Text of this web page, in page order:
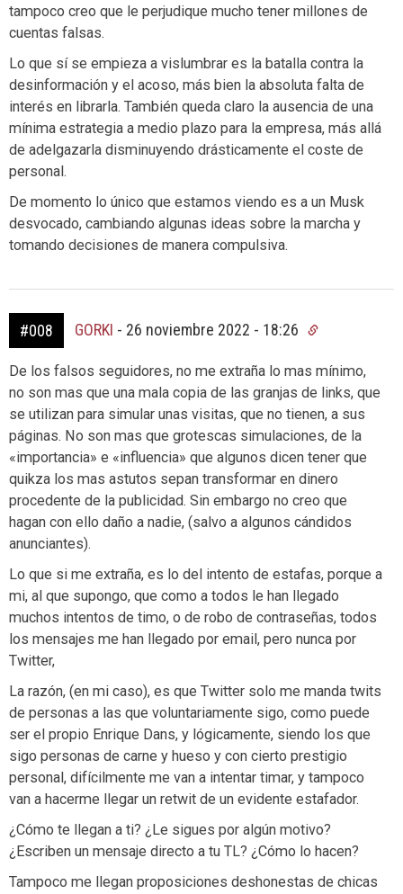
tampoco creo que le perjudique mucho tener millones de
cuentas falsas.
Lo que sí se empieza a vislumbrar es la batalla contra la
desinformación y el acoso, más bien la absoluta falta de
interés en librarla. También queda claro la ausencia de una
mínima estrategia a medio plazo para la empresa, más allá
de adelgazarla disminuyendo drásticamente el coste de
personal.
De momento lo único que estamos viendo es a un Musk
desvocado, cambiando algunas ideas sobre la marcha y
tomando decisiones de manera compulsiva.
#008 GORKI - 26 noviembre 2022 - 18:26
De los falsos seguidores, no me extraña lo mas mínimo,
no son mas que una mala copia de las granjas de links, que
se utilizan para simular unas visitas, que no tienen, a sus
páginas. No son mas que grotescas simulaciones, de la
«importancia» e «influencia» que algunos dicen tener que
quikza los mas astutos sepan transformar en dinero
procedente de la publicidad. Sin embargo no creo que
hagan con ello daño a nadie, (salvo a algunos cándidos
anunciantes).
Lo que si me extraña, es lo del intento de estafas, porque a
mi, al que supongo, que como a todos le han llegado
muchos intentos de timo, o de robo de contraseñas, todos
los mensajes me han llegado por email, pero nunca por
Twitter,
La razón, (en mi caso), es que Twitter solo me manda twits
de personas a las que voluntariamente sigo, como puede
ser el propio Enrique Dans, y lógicamente, siendo los que
sigo personas de carne y hueso y con cierto prestigio
personal, difícilmente me van a intentar timar, y tampoco
van a hacerme llegar un retwit de un evidente estafador.
¿Cómo te llegan a ti? ¿Le sigues por algún motivo?
¿Escriben un mensaje directo a tu TL? ¿Cómo lo hacen?
Tampoco me llegan proposiciones deshonestas de chicas